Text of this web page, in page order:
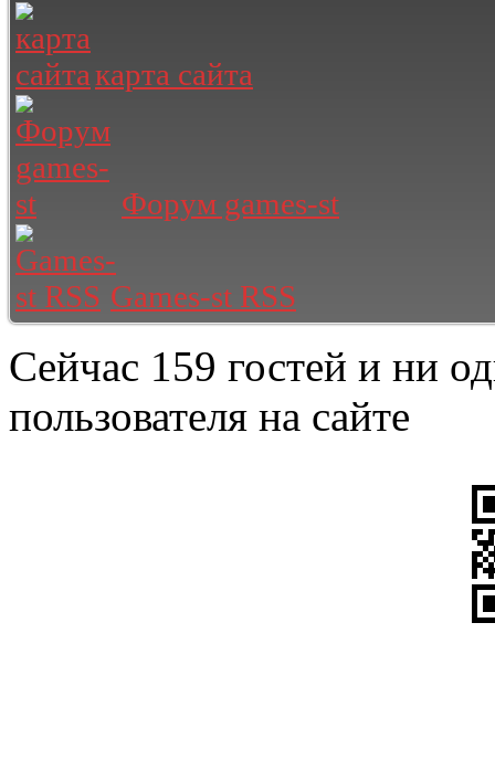
карта сайта
Форум games-st
Games-st RSS
Сейчас 159 гостей и ни
пользователя на сайте